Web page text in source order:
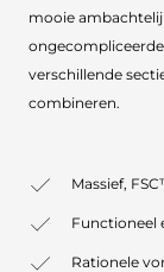
mooie
verschillende
combineren.
Massief,
Functioneel
Rationele